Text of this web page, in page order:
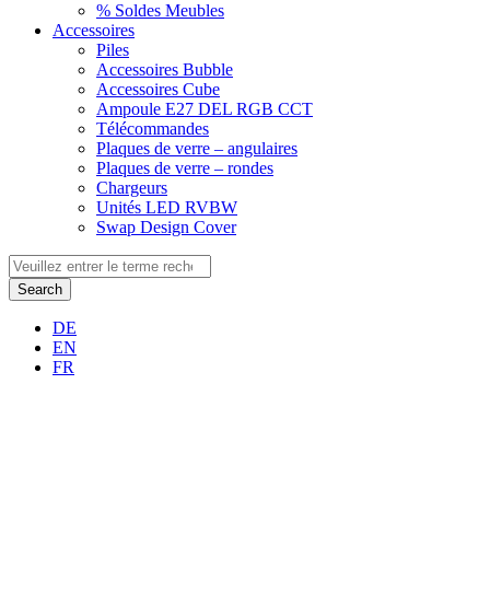
% Soldes Meubles
Accessoires
Piles
Accessoires Bubble
Accessoires Cube
Ampoule E27 DEL RGB CCT
Télécommandes
Plaques de verre – angulaires
Plaques de verre – rondes
Chargeurs
Unités LED RVBW
Swap Design Cover
Search
DE
EN
FR